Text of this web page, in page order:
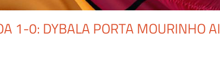
1-0: DYBALA PORTA MOURINHO AI